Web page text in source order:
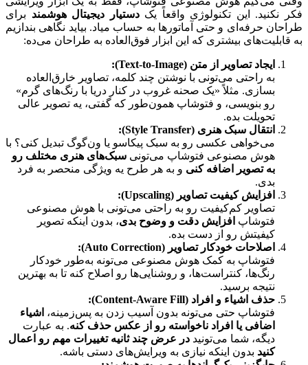
فکر نکنید. این تکنولوژی واقعاً یکدستیار دیجیتال هوشمند برای
طراحان حرفه‌ای و حتی آماتورها به حساب میاد. بیاید نگاهی بندازیم
به قابلیت‌های بیشتری که این ابزار فوق‌العاده به طراحان می‌ده:
ایجاد تصاویر از متن (Text-to-Image):
به راحتی می‌تونی با نوشتن چند کلمه، تصاویر خارق‌العاده
بسازی. مثلاً «یک صحنه غروب در کنار دریا با رنگ‌های گرم»
رو بنویسی، و فتوشاپ همون‌طور که گفتی، یه تصویر عالی
تحویلت بده.
انتقال سبک هنری (Style Transfer):
می‌خواهی عکسی رو به سبک پیکاسو یا ون‌گوگ تبدیل کنی؟ با
هوش مصنوعی فتوشاپ می‌تونی سبک‌های هنری مختلف رو
به تصویر اضافه کنی و به هر طرح یه ویژگی منحصر به فرد
بدی.
افزایش کیفیت تصاویر (Upscaling):
تصاویر کم‌کیفیت رو به راحتی می‌تونی با هوش مصنوعی
فتوشاپ افزایش دقت و وضوح بدی، بدون اینکه تصویر
کیفیتش رو از دست بده.
اصلاحات خودکار تصاویر (Auto Correction):
فتوشاپ به کمک هوش مصنوعی می‌تونه به‌طور خودکار
رنگ‌ها، کنتراست‌ها، و روشنایی‌ها رو اصلاح کنه تا به بهترین
نتیجه برسید.
حذف اشیاء و افراد (Content-Aware Fill):
فتوشاپ حتی می‌تونه بدون آسیب زدن به پس‌زمینه، اشیاء
اضافی یا افراد ناخواسته رو از عکس حذف کنه. به عبارت
دیگه، شما می‌تونید در عرض چند ثانیه تغییرات مهم رو اعمال
کنید بدون اینکه نیازی به ویرایش‌های دستی باشه.